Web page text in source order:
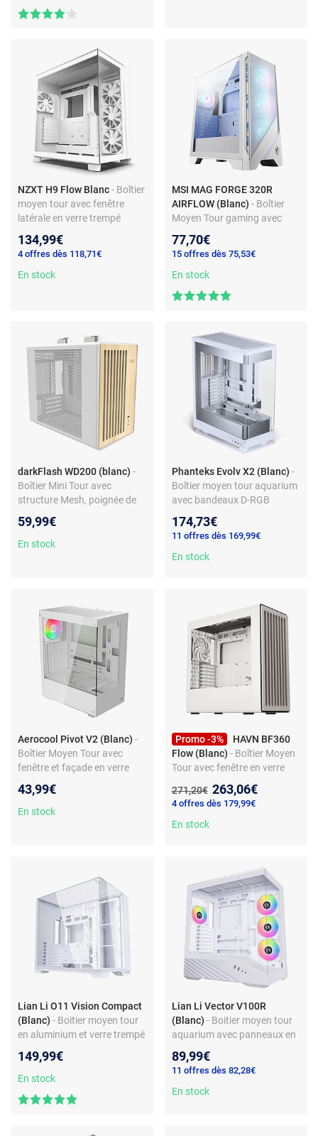
NZXT H9 Flow Blanc- Boîtier
moyen tour avec fenêtre
latérale en verre trempé
134,99€
4 offres dès 118,71€
En stock
MSI MAG FORGE 320R
AIRFLOW (Blanc) - Boîtier
Moyen Tour gaming avec
ventilateurs ARGB
77,70€
15 offres dès 75,53€
En stock
darkFlash WD200 (blanc) -
Boîtier Mini Tour avec
structure Mesh, poignée de
59,99€
En stock
Phanteks Evolv X2 (Blanc) -
Boîtier moyen tour aquarium
avec bandeaux D-RGB
174,73€
11 offres dès 169,99€
En stock
Aerocool Pivot V2 (Blanc) -
Boîtier Moyen Tour avec
fenêtre et façade en verre
43,99€
En stock
Promo -3%
HAVN BF360
Flow (Blanc) - Boîtier Moyen
Tour avec fenêtre en verre
Ancien prix :
271,20€ Nouveau prix :
263,06€
4 offres dès 179,99€
En stock
Lian Li O11 Vision Compact
(Blanc) - Boitier moyen tour
en aluminium et verre trempé
149,99€
En stock
Lian Li Vector V100R
(Blanc) - Boitier moyen tour
aquarium avec panneaux en
LED ARGB
89,99€
11 offres dès 82,28€
En stock